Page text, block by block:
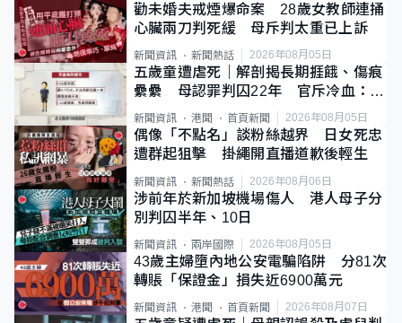
勸未婚夫戒煙爆命案 28歲女教師連捅
心臟兩刀判死緩 母斥判太重已上訴
新聞資訊 新聞熱話 2026年08月05日
五歲童遭虐死｜解剖揭長期捱餓、傷痕
纍纍 母認罪判囚22年 官斥冷血：同
類案最惡劣
新聞資訊 港聞 首頁新聞 2026年08月05日
偶像「不點名」談粉絲越界 日女死忠
遭群起狙擊 掛繩開直播道歉後輕生
新聞資訊 新聞熱話 2026年08月06日
涉前年於新加坡機場傷人 港人母子分
別判囚半年、10日
新聞資訊 兩岸國際 2026年08月05日
43歲主婦墮內地公安電騙陷阱 分81次
轉賬「保證金」損失近6900萬元
新聞資訊 港聞 首頁新聞 2026年08月07日